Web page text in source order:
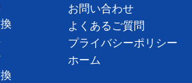
お問い合わせ
よくあるご質問
プライバシーポリシー
ホーム